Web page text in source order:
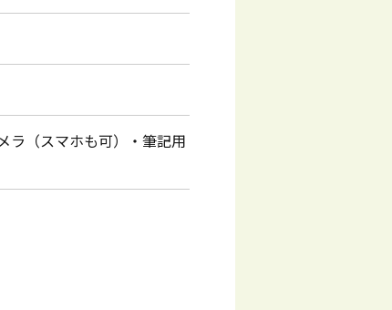
ラ（スマホも可）・筆記用